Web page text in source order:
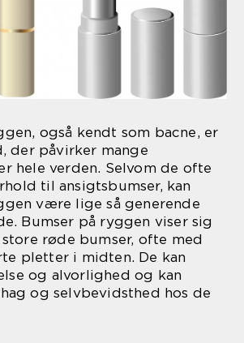
også kendt som bacne, er
der påvirker mange
hele verden. Selvom de ofte
til ansigtsbumser, kan
være lige så generende
Bumser på ryggen viser sig
røde bumser, ofte med
pletter i midten. De kan
og alvorlighed og kan
og selvbevidsthed hos de